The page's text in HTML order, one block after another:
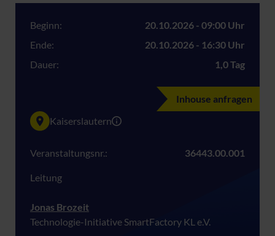
Beginn:
20.10.2026 - 09:00 Uhr
Ende:
20.10.2026 - 16:30 Uhr
Dauer:
1,0 Tag
Inhouse anfragen
Kaiserslautern
Veranstaltungsnr.: 36443.00.001
Leitung
Jonas Brozeit
Technologie-Initiative SmartFactory KL e.V.